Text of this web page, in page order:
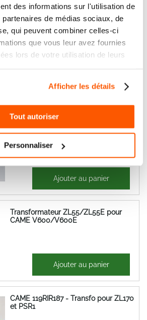
des informations sur l'utilisation de
de médias sociaux, de
qui peuvent combiner celles-ci
que vous leur avez fournies
lors de votre utilisation de leurs
Afficher les détails
Tout autoriser
Personnaliser
Ajouter au panier
CAME 119RIR291 - CONDO 8 MF 450
V AVEC FIL
Ajouter au panier
16 MF 450 V plus COSSES
Ajouter au panier
Transformateur ZL55/ZL55E pour
CAME V600/V600E
Ajouter au panier
CAME 119RIR187 - Transfo pour ZL170
et PSR1